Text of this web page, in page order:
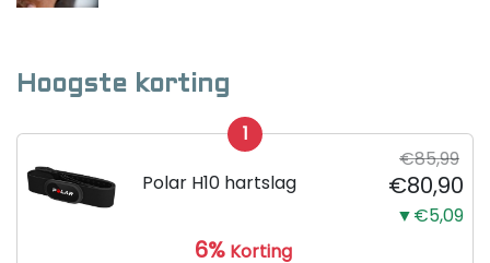
Hoogste korting
1
Polar H10 hartslag
€85,99
€80,90
▼€5,09
6% Korting